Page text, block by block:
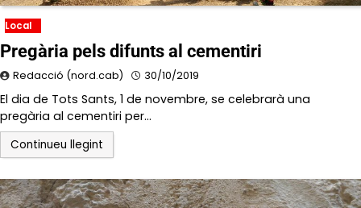
Local
Pregària pels difunts al cementiri
Redacció (nord.cab) 30/10/2019
El dia de Tots Sants, 1 de novembre, se celebrarà una
pregària al cementiri per…
Continueu llegint